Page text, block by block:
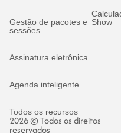
Gestão de pacotes e
sessões
Assinatura eletrônica
Agenda inteligente
Todos os recursos
Show
2026 © Todos os direitos
reservados